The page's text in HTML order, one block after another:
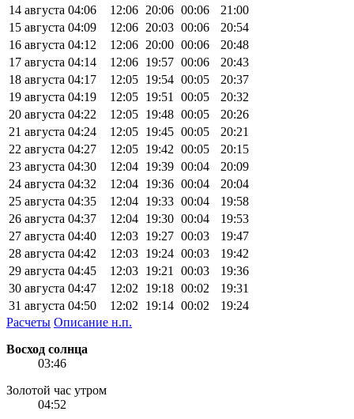
14 августа 04:06 12:06 20:06 00:06
21:00
15 августа 04:09 12:06 20:03 00:06
20:54
16 августа 04:12 12:06 20:00 00:06
20:48
17 августа 04:14 12:06 19:57 00:06
20:43
18 августа 04:17 12:05 19:54 00:05
20:37
19 августа 04:19 12:05 19:51 00:05
20:32
20 августа 04:22 12:05 19:48 00:05
20:26
21 августа 04:24 12:05 19:45 00:05
20:21
22 августа 04:27 12:05 19:42 00:05
20:15
23 августа 04:30 12:04 19:39 00:04
20:09
24 августа 04:32 12:04 19:36 00:04
20:04
25 августа 04:35 12:04 19:33 00:04
19:58
26 августа 04:37 12:04 19:30 00:04
19:53
27 августа 04:40 12:03 19:27 00:03
19:47
28 августа 04:42 12:03 19:24 00:03
19:42
29 августа 04:45 12:03 19:21 00:03
19:36
30 августа 04:47 12:02 19:18 00:02
19:31
31 августа 04:50 12:02 19:14 00:02
19:24
Расчеты Описание н.п.
Восход солнца
03:46
Золотой час утром
04:52